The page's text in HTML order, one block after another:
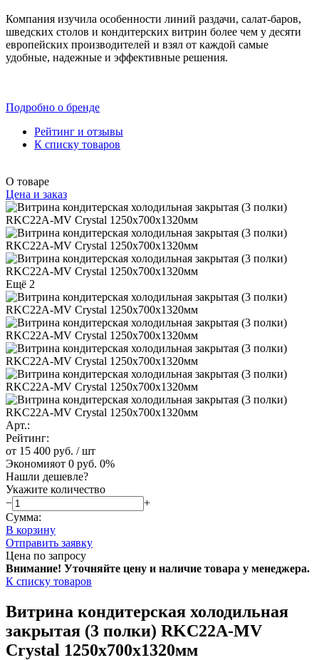
Компания изучила особенности линий раздачи, салат-баров,
шведских столов и кондитерских витрин более чем у десяти
европейских производителей и взял от каждой самые
удобные, надежные и эффективные решения.
Подробно о бренде
Рейтинг и отзывы
К списку товаров
О товаре
Цена и заказ
Ещё 2
Арт.:
Рейтинг:
от 15 400 руб. / шт
Экономияот 0 руб. 0%
Нашли дешевле?
Укажите количество
−
+
Сумма:
В корзину
Отправить заявку
Цена по запросу
Внимание! Уточняйте цену и наличие товара у менеджера.
К списку товаров
Витрина кондитерская холодильная
закрытая (3 полки) RKC22A-MV
Crystal 1250x700x1320мм